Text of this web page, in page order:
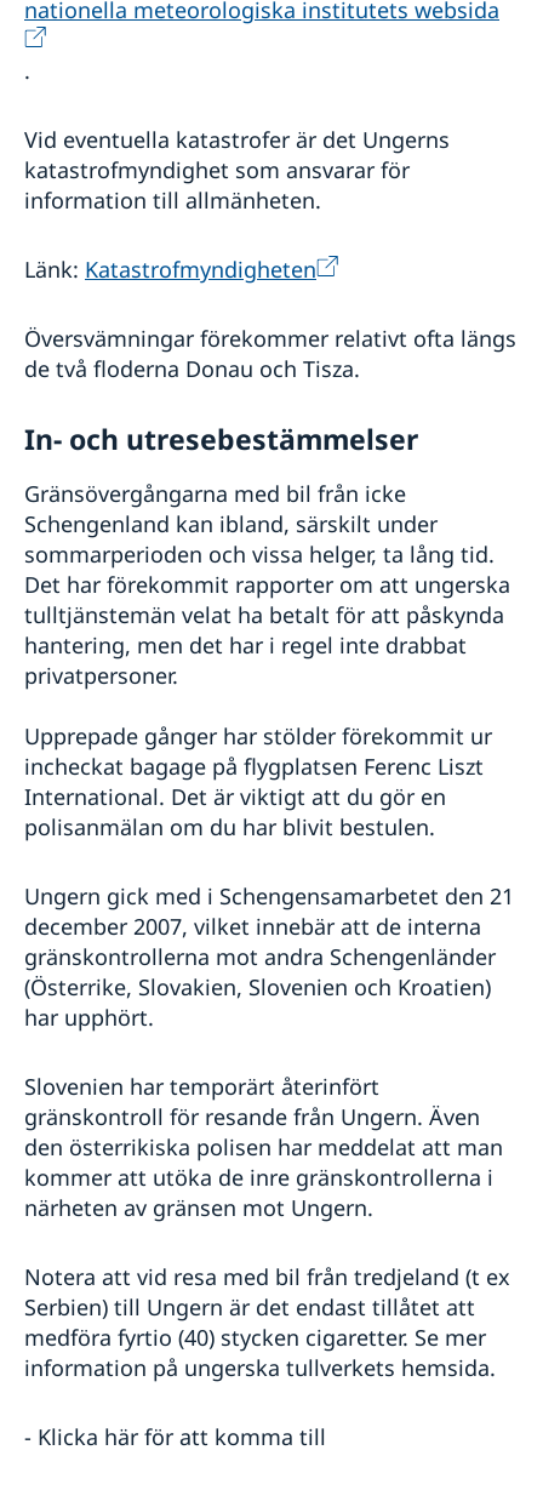
nationella meteorologiska institutets websida
.
Vid eventuella katastrofer är det Ungerns
katastrofmyndighet som ansvarar för
information till allmänheten.
Länk: Katastrofmyndigheten
Översvämningar förekommer relativt ofta längs
de två floderna Donau och Tisza.
In- och utresebestämmelser
Gränsövergångarna med bil från icke
Schengenland kan ibland, särskilt under
sommarperioden och vissa helger, ta lång tid.
Det har förekommit rapporter om att ungerska
tulltjänstemän velat ha betalt för att påskynda
hantering, men det har i regel inte drabbat
privatpersoner.
Upprepade gånger har stölder förekommit ur
incheckat bagage på flygplatsen Ferenc Liszt
International. Det är viktigt att du gör en
polisanmälan om du har blivit bestulen.
Ungern gick med i Schengensamarbetet den 21
december 2007, vilket innebär att de interna
gränskontrollerna mot andra Schengenländer
(Österrike, Slovakien, Slovenien och Kroatien)
har upphört.
Slovenien har temporärt återinfört
gränskontroll för resande från Ungern. Även
den österrikiska polisen har meddelat att man
kommer att utöka de inre gränskontrollerna i
närheten av gränsen mot Ungern.
Notera att vid resa med bil från tredjeland (t ex
Serbien) till Ungern är det endast tillåtet att
medföra fyrtio (40) stycken cigaretter. Se mer
information på ungerska tullverkets hemsida.
- Klicka här för att komma till